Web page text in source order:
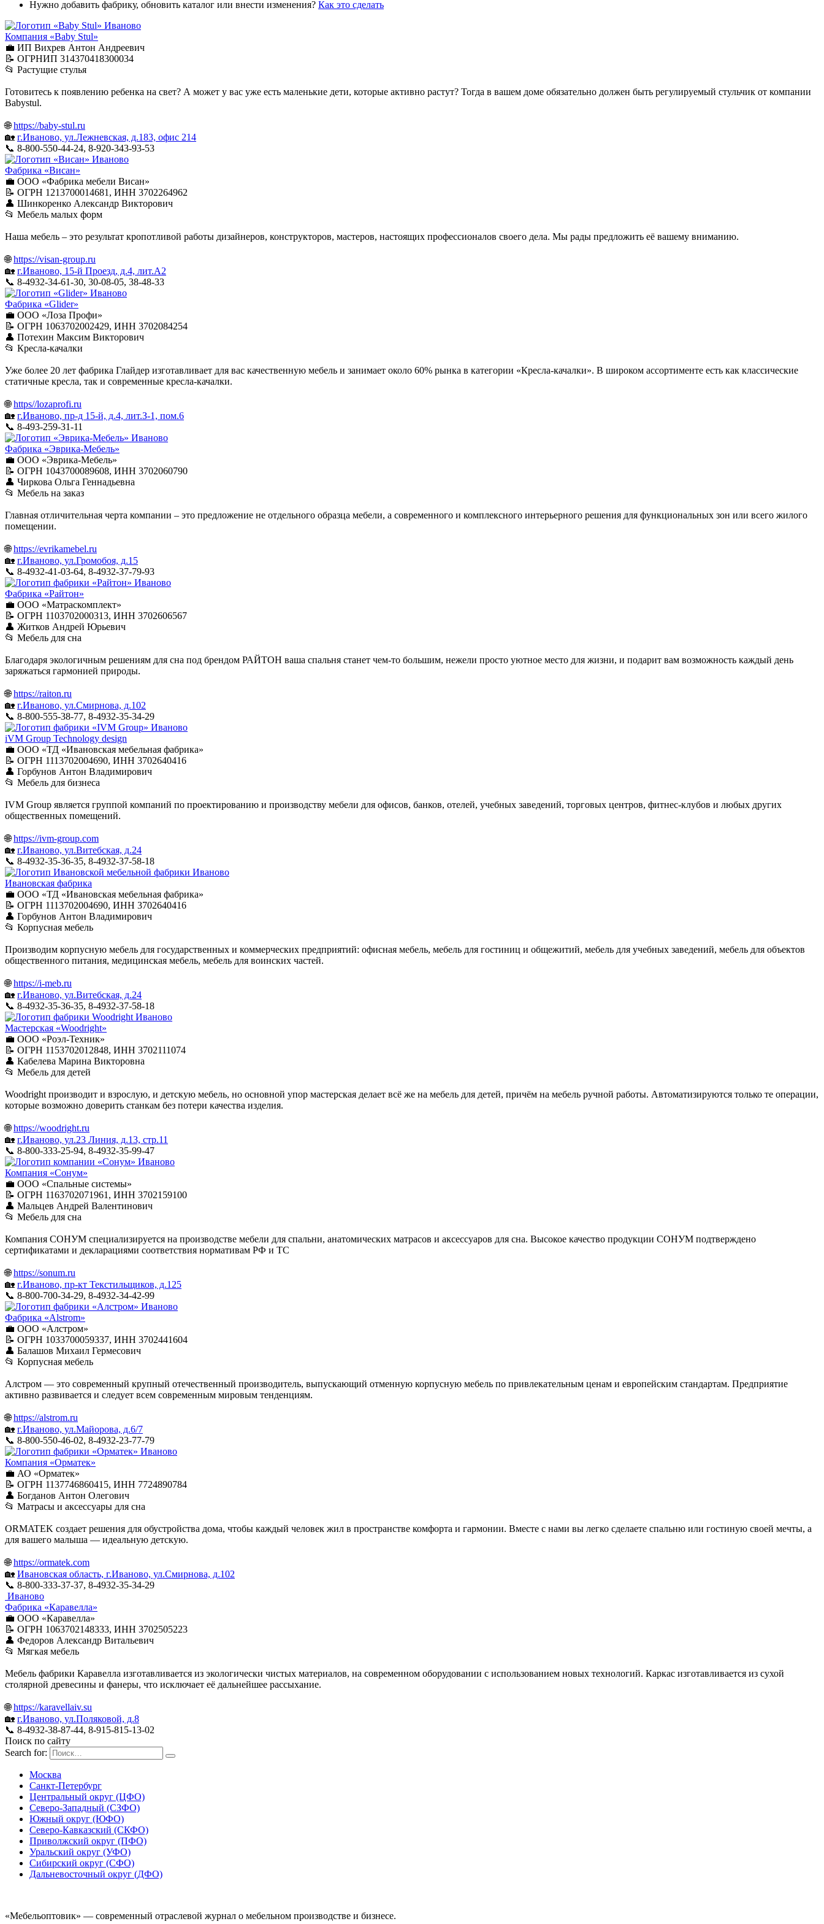
Нужно добавить фабрику, обновить каталог или внести изменения? Как это сделать
Иваново
Компания «Baby Stul»
💼 ИП Вихрев Антон Андреевич
📝 ОГРНИП 314370418300034
📂 Растущие стулья
Готовитесь к появлению ребенка на свет? А может у вас уже есть маленькие дети, которые активно растут? Тогда в вашем доме обязательно должен быть регулируемый стульчик от компании
Babystul.
🌐https://baby-stul.ru
🏡 г.Иваново, ул.Лежневская, д.183, офис 214
📞 8-800-550-44-24, 8-920-343-93-53
Иваново
Фабрика «Висан»
💼 ООО «Фабрика мебели Висан»
📝 ОГРН 1213700014681, ИНН 3702264962
👤 Шинкоренко Александр Викторович
📂 Мебель малых форм
Наша мебель – это результат кропотливой работы дизайнеров, конструкторов, мастеров, настоящих профессионалов своего дела. Мы рады предложить её вашему вниманию.
🌐https://visan-group.ru
🏡 г.Иваново, 15-й Проезд, д.4, лит.А2
📞 8-4932-34-61-30, 30-08-05, 38-48-33
Иваново
Фабрика «Glider»
💼 ООО «Лоза Профи»
📝 ОГРН 1063702002429, ИНН 3702084254
👤 Потехин Максим Викторович
📂 Кресла-качалки
Уже более 20 лет фабрика Глайдер изготавливает для вас качественную мебель и занимает около 60% рынка в категории «Кресла-качалки». В широком ассортименте есть как классические
статичные кресла, так и современные кресла-качалки.
🌐https//lozaprofi.ru
🏡 г.Иваново, пр-д 15-й, д.4, лит.З-1, пом.6
📞 8-493-259-31-11
Иваново
Фабрика «Эврика-Мебель»
💼 ООО «Эврика-Мебель»
📝 ОГРН 1043700089608, ИНН 3702060790
👤 Чиркова Ольга Геннадьевна
📂 Мебель на заказ
Главная отличительная черта компании – это предложение не отдельного образца мебели, а современного и комплексного интерьерного решения для функциональных зон или всего жилого
помещении.
🌐https://evrikamebel.ru
🏡 г.Иваново, ул.Громобоя, д.15
📞 8-4932-41-03-64, 8-4932-37-79-93
Иваново
Фабрика «Райтон»
💼 ООО «Матраскомплект»
📝 ОГРН 1103702000313, ИНН 3702606567
👤 Житков Андрей Юрьевич
📂 Мебель для сна
Благодаря экологичным решениям для сна под брендом РАЙТОН ваша спальня станет чем-то большим, нежели просто уютное место для жизни, и подарит вам возможность каждый день
заряжаться гармонией природы.
🌐https://raiton.ru
🏡 г.Иваново, ул.Смирнова, д.102
📞 8-800-555-38-77, 8-4932-35-34-29
Иваново
iVM Group Technology design
💼 ООО «ТД «Ивановская мебельная фабрика»
📝 ОГРН 1113702004690, ИНН 3702640416
👤 Горбунов Антон Владимирович
📂 Мебель для бизнеса
IVM Group является группой компаний по проектированию и производству мебели для офисов, банков, отелей, учебных заведений, торговых центров, фитнес-клубов и любых других
общественных помещений.
🌐https://ivm-group.com
🏡 г.Иваново, ул.Витебская, д.24
📞 8-4932-35-36-35, 8-4932-37-58-18
Иваново
Ивановская фабрика
💼 ООО «ТД «Ивановская мебельная фабрика»
📝 ОГРН 1113702004690, ИНН 3702640416
👤 Горбунов Антон Владимирович
📂 Корпусная мебель
Производим корпусную мебель для государственных и коммерческих предприятий: офисная мебель, мебель для гостиниц и общежитий, мебель для учебных заведений, мебель для объектов
общественного питания, медицинская мебель, мебель для воинских частей.
🌐https://i-meb.ru
🏡 г.Иваново, ул.Витебская, д.24
📞 8-4932-35-36-35, 8-4932-37-58-18
Иваново
Мастерская «Woodright»
💼 ООО «Роэл-Техник»
📝 ОГРН 1153702012848, ИНН 3702111074
👤 Кабелева Марина Викторовна
📂 Мебель для детей
Woodright производит и взрослую, и детскую мебель, но основной упор мастерская делает всё же на мебель для детей, причём на мебель ручной работы. Автоматизируются только те операции,
которые возможно доверить станкам без потери качества изделия.
🌐https://woodright.ru
🏡 г.Иваново, ул.23 Линия, д.13, стр.11
📞 8-800-333-25-94, 8-4932-35-99-47
Иваново
Компания «Сонум»
💼 ООО «Спальные системы»
📝 ОГРН 1163702071961, ИНН 3702159100
👤 Мальцев Андрей Валентинович
📂 Мебель для сна
Компания СОНУМ специализируется на производстве мебели для спальни, анатомических матрасов и аксессуаров для сна. Высокое качество продукции СОНУМ подтверждено
сертификатами и декларациями соответствия нормативам РФ и ТС
🌐https://sonum.ru
🏡 г.Иваново, пр-кт Текстильщиков, д.125
📞 8-800-700-34-29, 8-4932-34-42-99
Иваново
Фабрика «Alstrom»
💼 ООО «Алстром»
📝 ОГРН 1033700059337, ИНН 3702441604
👤 Балашов Михаил Гермесович
📂 Корпусная мебель
Алстром — это современный крупный отечественный производитель, выпускающий отменную корпусную мебель по привлекательным ценам и европейским стандартам. Предприятие
активно развивается и следует всем современным мировым тенденциям.
🌐https://alstrom.ru
🏡 г.Иваново, ул.Майорова, д.6/7
📞 8-800-550-46-02, 8-4932-23-77-79
Иваново
Компания «Орматек»
💼 АО «Орматек»
📝 ОГРН 1137746860415, ИНН 7724890784
👤 Богданов Антон Олегович
📂 Матрасы и аксессуары для сна
ORMATEK создает решения для обустройства дома, чтобы каждый человек жил в пространстве комфорта и гармонии. Вместе с нами вы легко сделаете спальню или гостиную своей мечты, а
для вашего малыша — идеальную детскую.
🌐https://ormatek.com
🏡 Ивановская область, г.Иваново, ул.Смирнова, д.102
📞 8-800-333-37-37, 8-4932-35-34-29
Иваново
Фабрика «Каравелла»
💼 ООО «Каравелла»
📝 ОГРН 1063702148333, ИНН 3702505223
👤 Федоров Александр Витальевич
📂 Мягкая мебель
Мебель фабрики Каравелла изготавливается из экологически чистых материалов, на современном оборудовании с использованием новых технологий. Каркас изготавливается из сухой
столярной древесины и фанеры, что исключает её дальнейшее рассыхание.
🌐https://karavellaiv.su
🏡 г.Иваново, ул.Поляковой, д.8
📞 8-4932-38-87-44, 8-915-815-13-02
Поиск по сайту
Search for:
Москва
Санкт-Петербург
Центральный округ (ЦФО)
Северо-Западный (СЗФО)
Южный округ (ЮФО)
Северо-Кавказский (СКФО)
Приволжский округ (ПФО)
Уральский округ (УФО)
Сибирский округ (СФО)
Дальневосточный округ (ДФО)
«Мебельоптовик» — современный отраслевой журнал о мебельном производстве и бизнесе.